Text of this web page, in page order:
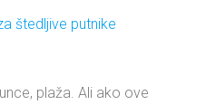
plaža. Ali ako ove